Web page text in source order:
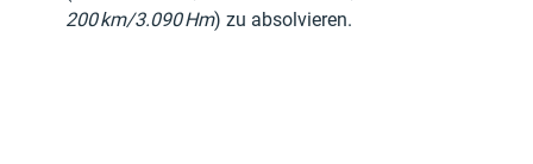
200 km/3.090 Hm) zu absolvieren.